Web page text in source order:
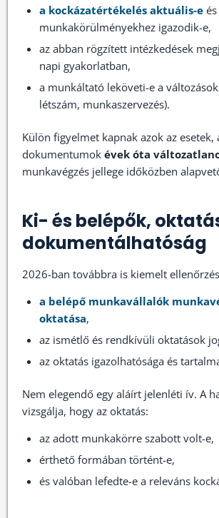
a kockázatértékelés aktuális-e
munkakörülményekhez igazodik-e,
az abban rögzített intézkedések
napi gyakorlatban,
a munkáltató leköveti-e a
létszám, munkaszervezés).
Külön figyelmet kapnak azok az esetek,
dokumentumok évek óta
munkavégzés jellege időközben
Ki- és belépők,
dokumentálhatóság
2026-ban továbbra is kiemelt
a belépő munkavállalók
oktatása,
az ismétlő és rendkívüli oktatások
az oktatás igazolhatósága és
Nem elegendő egy aláírt jelenléti ív. A
vizsgálja, hogy az oktatás:
az adott munkakörre szabott volt-e,
érthető formában történt-e,
és valóban lefedte-e a releváns